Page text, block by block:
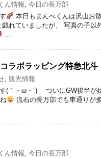
ん情報, 今日の長万部
本日もまんべくんは沢山お
れていましたが、 写真の子以
…
ラボラッピング特急北
, 観光情報
(｀・ω・´)ゞ ついにGW後半が
流石の長万部でも車通りが
ん情報, 今日の長万部